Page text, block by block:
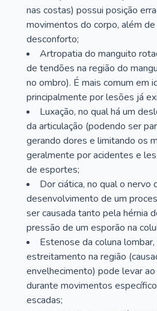
nas costas) possui posição
movimentos do corpo, além
desconforto;
Artropatia do manguito
de tendões na região do
no ombro). É mais comum em
principalmente por lesões já
Luxação, no qual há um
da articulação (podendo ser
gerando dores e limitando os
geralmente por acidentes e
de esportes;
Dor ciática, no qual o nervo
desenvolvimento de um
ser causada tanto pela hérnia
pressão de um esporão na
Estenose da coluna
estreitamento na região
envelhecimento) pode levar
durante movimentos
escadas;